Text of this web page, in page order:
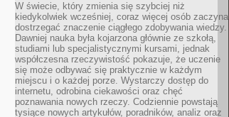
W świecie, który zmienia się szybciej niż
kiedykolwiek wcześniej, coraz więcej osób zaczyna
dostrzegać znaczenie ciągłego zdobywania wiedzy.
Dawniej nauka była kojarzona głównie ze szkołą,
studiami lub specjalistycznymi kursami, jednak
współczesna rzeczywistość pokazuje, że uczenie
się może odbywać się praktycznie w każdym
miejscu i o każdej porze. Wystarczy dostęp do
internetu, odrobina ciekawości oraz chęć
poznawania nowych rzeczy. Codziennie powstają
tysiące nowych artykułów, poradników, analiz oraz